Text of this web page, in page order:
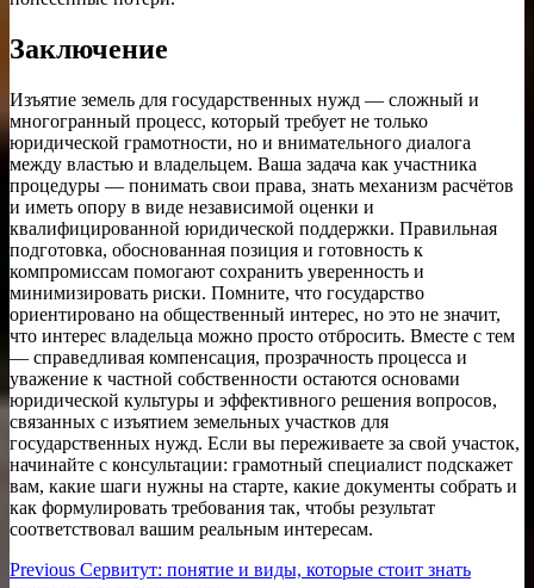
Заключение
Изъятие земель для государственных нужд — сложный и
многогранный процесс, который требует не только
юридической грамотности, но и внимательного диалога
между властью и владельцем. Ваша задача как участника
процедуры — понимать свои права, знать механизм расчётов
и иметь опору в виде независимой оценки и
квалифицированной юридической поддержки. Правильная
подготовка, обоснованная позиция и готовность к
компромиссам помогают сохранить уверенность и
минимизировать риски. Помните, что государство
ориентировано на общественный интерес, но это не значит,
что интерес владельца можно просто отбросить. Вместе с тем
— справедливая компенсация, прозрачность процесса и
уважение к частной собственности остаются основами
юридической культуры и эффективного решения вопросов,
связанных с изъятием земельных участков для
государственных нужд. Если вы переживаете за свой участок,
начинайте с консультации: грамотный специалист подскажет
вам, какие шаги нужны на старте, какие документы собрать и
как формулировать требования так, чтобы результат
соответствовал вашим реальным интересам.
Навигация
Previous Previous
Сервитут: понятие и виды, которые стоит знать